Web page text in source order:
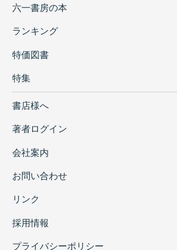
六一書房の本
ランキング
特価図書
特集
書店様へ
著者ログイン
会社案内
お問い合わせ
リンク
採用情報
プライバシーポリシー